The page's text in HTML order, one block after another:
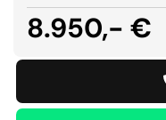
8.950,- €